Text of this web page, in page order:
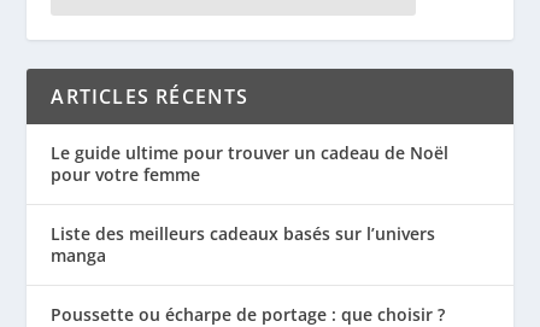
ARTICLES RÉCENTS
Le guide ultime pour trouver un cadeau de Noël
pour votre femme
Liste des meilleurs cadeaux basés sur l’univers
manga
Poussette ou écharpe de portage : que choisir ?